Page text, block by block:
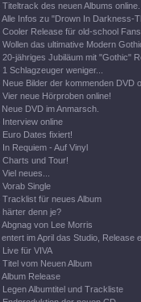
Titeltrack des neuen Albums online.
Alle Infos zu "Drown In Darkness-
Cooler Release für old-school
Wollen das ultimative Modern
20-jähriges Jubiläum mit "Gothic"
1 Schlagzeuger weniger...
Neue Bilder der kommenden DVD
Vier neue Hörproben online!
Neue DVD im Anmarsch.
Interview online
Euro Dates fixiert!
In Requiem - Auf Vinyl
Charts und Tour!
Viel neues...
Vorab Single
Tracklist für neues Album
härter denn je?
Abgnag von Lee Morris
entert im April das Studio, Release
Live für VIVA
Titel vom Neuen Album
Album Release
Legen Albumtitel und Trackliste